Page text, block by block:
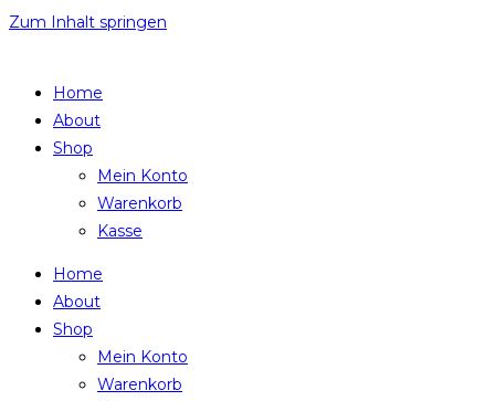
Zum Inhalt springen
Home
About
Shop
Mein Konto
Warenkorb
Kasse
Home
About
Shop
Mein Konto
Warenkorb